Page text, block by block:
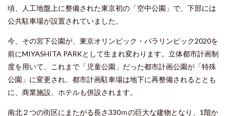
頃、人工地盤上に整備された東京初の「空中公園」で、下部には
公共駐車場が設置されていました。
今、その宮下公園が、東京オリンピック・パラリンピック2020を
前にMIYASHITA PARKとして生まれ変わります。立体都市計画制
度を用いて、これまで「児童公園」だった都市計画公園が「特殊
公園」に変更され、都市計画駐車場は地下に再整備されるととも
に、商業施設、ホテルも併設されます。
南北２つの街区にまたがる長さ330ｍの巨大な建物となり、 1階か